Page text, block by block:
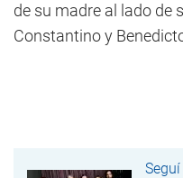
de su madre al lado de
Constantino y